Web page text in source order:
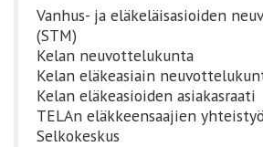
Vanhus- ja eläkeläisasioiden
(STM)
Kelan neuvottelukunta
Kelan eläkeasiain
Kelan eläkeasioiden asiakasraati
TELAn eläkkeensaajien
Selkokeskus